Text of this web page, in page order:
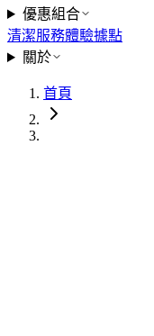
優惠組合
清潔服務體驗據點
關於
首頁